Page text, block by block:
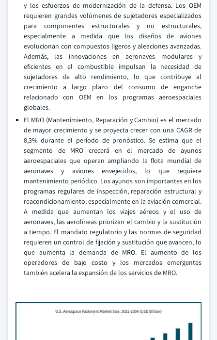
y los esfuerzos de modernización de la defensa. Los OEM
requieren grandes volúmenes de sujetadores especializados
para componentes estructurales y no estructurales,
especialmente a medida que los diseños de aviones
evolucionan con compuestos ligeros y aleaciones avanzadas.
Además, las innovaciones en aeronaves modulares y
eficientes en el combustible impulsan la necesidad de
sujetadores de alto rendimiento, lo que contribuye al
crecimiento a largo plazo del consumo de enganche
relacionado con OEM en los programas aeroespaciales
globales.
El MRO (Mantenimiento, Reparación y Cambio) es el mercado
de mayor crecimiento y se proyecta crecer con una CAGR de
8,3% durante el período de pronóstico. Se estima que el
segmento de MRO crecerá en el mercado de ayunos
aeroespaciales que operan ampliando la flota mundial de
aeronaves y aviones envejecidos, lo que requiere
mantenimiento periódico. Los ayunos son importantes en los
programas regulares de inspección, reparación estructural y
reacondicionamiento, especialmente en la aviación comercial.
A medida que aumentan los viajes aéreos y el uso de
aeronaves, las aerolíneas priorizan el cambio y la sustitución
a tiempo. El mandato regulatorio y las normas de seguridad
requieren un control de fijación y sustitución que avancen, lo
que aumenta la demanda de MRO. El aumento de los
operadores de bajo costo y los mercados emergentes
también acelera la expansión de los servicios de MRO.